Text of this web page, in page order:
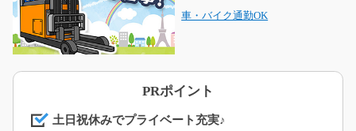
車・バイク通勤OK
PRポイント
土日祝休みでプライベート充実♪